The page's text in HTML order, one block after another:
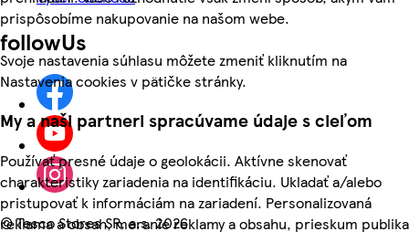
prispôsobíme nakupovanie na našom webe.
Svoje nastavenia súhlasu môžete zmeniť kliknutím na
Nastavenia cookies v pätičke stránky.
My a naši partneri spracúvame údaje s cieľom
Používať presné údaje o geolokácii. Aktívne skenovať
charakteristiky zariadenia na identifikáciu. Ukladať a/alebo
pristupovať k informáciám na zariadení. Personalizovaná
reklama a obsah, meranie reklamy a obsahu, prieskum publika
followUs
©Tesco Stores SR, a.s. 2026